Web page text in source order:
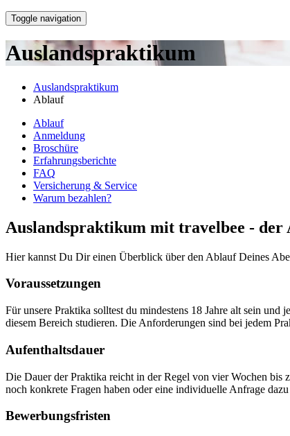
Toggle navigation
Auslandspraktikum
Auslandspraktikum
Ablauf
Ablauf
Anmeldung
Broschüre
Erfahrungsberichte
FAQ
Versicherung & Service
Warum bezahlen?
Auslandspraktikum mit travelbee - der
Hier kannst Du Dir einen Überblick über den Ablauf Deines
Voraussetzungen
Für unsere Praktika solltest du mindestens 18 Jahre alt sein
diesem Bereich studieren. Die Anforderungen sind bei jedem
Aufenthaltsdauer
Die Dauer der Praktika reicht in der Regel von vier Wochen bis
noch konkrete Fragen haben oder eine individuelle Anfrage
Bewerbungsfristen